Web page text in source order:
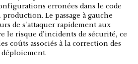
erronées dans le code
Le passage à gauche
de s'attaquer rapidement aux
le risque d'incidents de sécurité, ce
coûts associés à la correction des